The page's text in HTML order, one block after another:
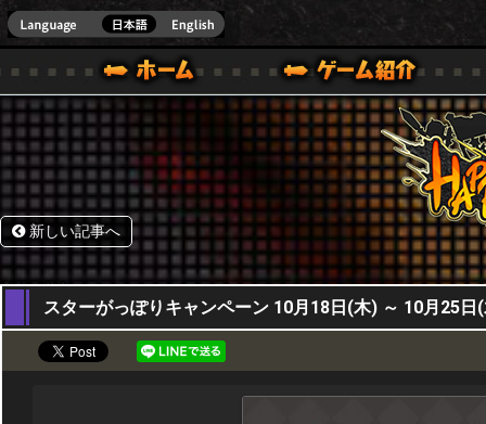
ONE VER.]
ガイド
ル｜HAPPY WARS(ハッピーウォーズ)公式サイト [ XBOX 360,XBOX ONE VER.]
サポート | HAPPY WARS(ハッピーウォーズ)公式サイ
新しい記事へ
18,10,2018
スターがっぽりキャンペーン 10月18日(木) ～ 10月25日